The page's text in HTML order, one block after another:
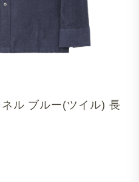
ル ブルー(ツイル) 長